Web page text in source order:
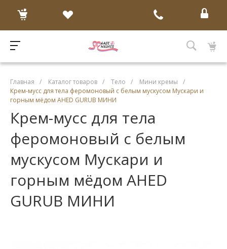
Главная / Каталог товаров / Тело / Мини кремы
/
Крем-мусс для тела феромоновый с белым мускусом Мускари и
горным мёдом AHED GURUB МИНИ
Крем-мусс для тела
феромоновый с белым
мускусом Мускари и
горным мёдом AHED
GURUB МИНИ